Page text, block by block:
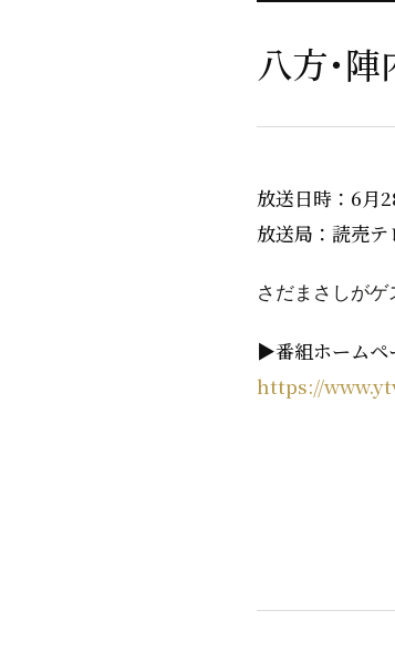
八方･
放送日時：6
放送局：読売テ
さだまさしが
▶番組ホームペ
https://